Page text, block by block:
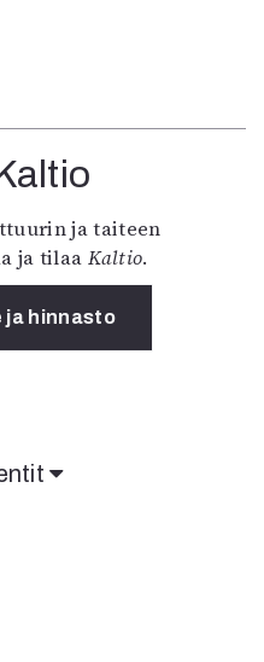
ja taiteen
ja tilaa Kaltio.
ja hinnasto